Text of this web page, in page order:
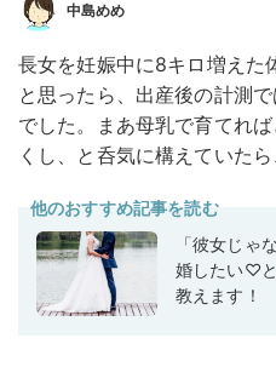
中島めめ
長女を妊娠中に8キロ増えた
と思ったら、出産後の計測
でした。まあ母乳で育てれ
くし、と呑気に構えていた
他のおすすめ記事を読む
「彼女じゃ
婚したい♡
教えます！